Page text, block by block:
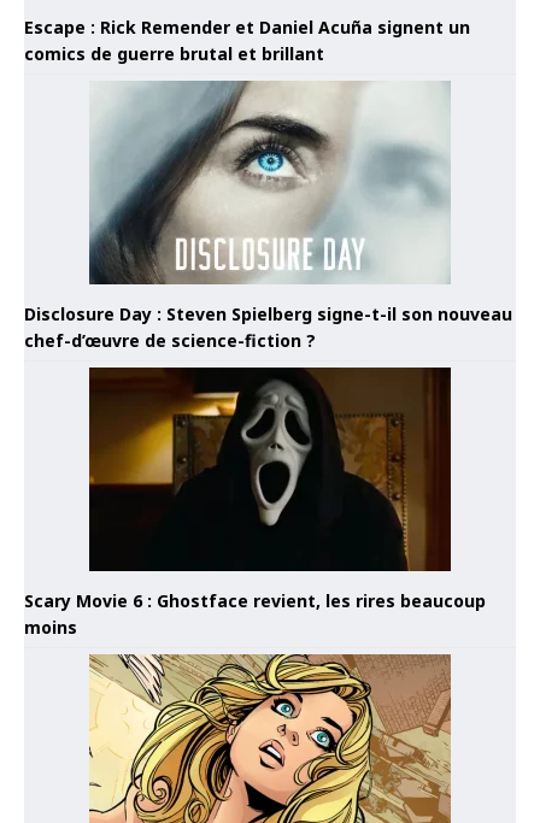
Escape : Rick Remender et Daniel Acuña signent un
comics de guerre brutal et brillant
Disclosure Day : Steven Spielberg signe-t-il son nouveau
chef-d’œuvre de science-fiction ?
Scary Movie 6 : Ghostface revient, les rires beaucoup
moins